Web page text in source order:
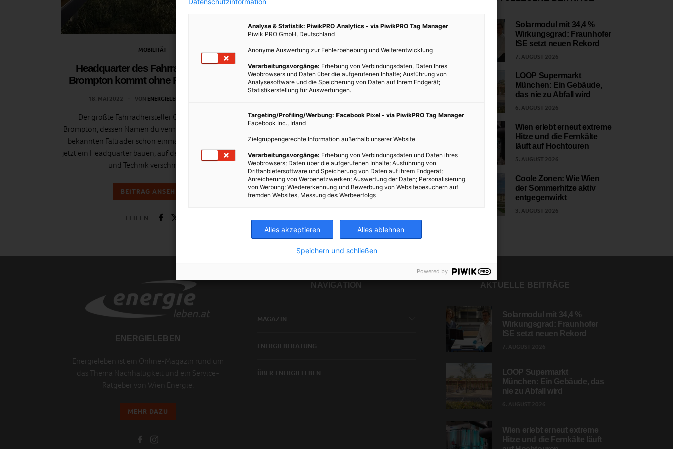
MOBILITÄT
Headquarter des Fahrradherstellers
Brompton kommt ohne Parkplätze aus
18. MAI 2022 VON ENERGIELEBEN REDAKTION
Der größte Fahrradhersteller Großbritanniens
Brompton, dessen Namen du vermutlich aufgrund der
bekannten Falträder schon einmal gehört hast, lässt
jetzt ein Headquarter bauen, auf dessen Gelände Natur
und Technik verschmelzen.
BEITRAG ANSEHEN
TEILEN
Solarmodul mit 34,4 %
Wirkungsgrad: Fraunhofer
ISE setzt neuen Rekord
7. AUGUST 2026
LOOP Supermarkt
München: Ein Gebäude,
das nie zu Abfall wird
6. AUGUST 2026
Wien erlebt erneut extreme
Hitze und die Fernkälte
läuft auf Hochtouren
5. AUGUST 2026
Coole Zonen: Wie Wien
der Sommerhitze aktiv
entgegenwirkt
3. AUGUST 2026
ENERGIELEBEN
Energieleben ist ein Online-Magazin rund um
das Thema Nachhaltigkeit und ein Service-
Ratgeber von Wien Energie.
MEHR DAZU
NAVIGATION
MAGAZIN
ENERGIEBERATUNG
ÜBER ENERGIELEBEN
AKTUELLE BEITRÄGE
Solarmodul mit 34,4 %
Wirkungsgrad: Fraunhofer
ISE setzt neuen Rekord
LOOP Supermarkt
München: Ein Gebäude, das
nie zu Abfall wird
Wien erlebt erneut extreme
Hitze und die Fernkälte läuft
Analyse & Statistik: PiwikPRO Analytics - via PiwikPRO Tag Manager
Piwik PRO GmbH, Deutschland
Anonyme Auswertung zur Fehlerbehebung und Weiterentwicklung
Verarbeitungsvorgänge: Erhebung von Verbindungsdaten, Daten Ihres
Webbrowsers und Daten über die aufgerufenen Inhalte; Ausführung von
Analysesoftware und die Speicherung von Daten auf Ihrem Endgerät;
Statistikerstellung für Auswertungen.
Targeting/Profiling/Werbung: Facebook Pixel - via PiwikPRO Tag Manager
Facebook Inc., Irland
Zielgruppengerechte Information außerhalb unserer Website
Verarbeitungsvorgänge: Erhebung von Verbindungsdaten und Daten ihres
Webbrowsers; Daten über die aufgerufenen Inhalte; Ausführung von
Drittanbietersoftware und Speicherung von Daten auf ihrem Endgerät;
Anreicherung von Werbenetzwerken; Auswertung der Daten; Personalisierung
von Werbung; Wiedererkennung und Bewerbung von Websitebesuchern auf
fremden Websites, Messung des Werbeerfolgs
Alles akzeptieren Alles ablehnen
Speichern und schließen
Powered by